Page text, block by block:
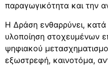
παραγωγικότητα και την
Η Δράση ενθαρρύνει, κατά
υλοποίηση στοχευμένων
ψηφιακού
εξωστρεφή, καινοτόμα,